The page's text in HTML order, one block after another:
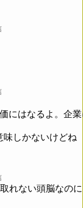
にはなるよ。企
味しかないけどね
れない頭脳なのに